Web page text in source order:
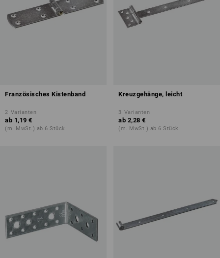
Französisches Kistenband
2 Varianten
ab 1,19 €
(m. MwSt.) ab 6 Stück
Kreuzgehänge, leicht
3 Varianten
ab 2,28 €
(m. MwSt.) ab 6 Stück